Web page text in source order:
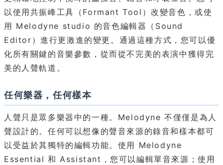
以使用共振峰工具（Formant Tool）改變音色，或使
用 Melodyne studio 的音色編輯器（Sound
Editor）進行更激進的變更。通過這種方式，您可以優
化所有關鍵的音樂參數，從而從不完美的表演中獲得完
美的人聲軌道。
任何樂器，任何樣本
人聲只是眾多樂器中的一種。Melodyne 不僅僅是為人
聲設計的。任何可以想像的聲音來源的錄音和樣本都可
以受益於其獨特的編輯功能。使用 Melodyne
Essential 和 Assistant，您可以編輯單音來源；使用